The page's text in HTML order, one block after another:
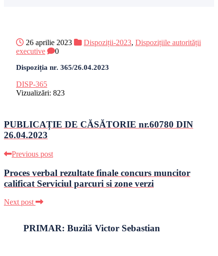
26 aprilie 2023 Dispoziții-2023, Dispozițiile autorității
executive
0
Dispoziția nr. 365/26.04.2023
DISP-365
Vizualizări: 823
PUBLICAȚIE DE CĂSĂTORIE nr.60780 DIN
26.04.2023
Previous post
Proces verbal rezultate finale concurs muncitor
calificat Serviciul parcuri si zone verzi
Next post
PRIMAR: Buzilă Victor Sebastian